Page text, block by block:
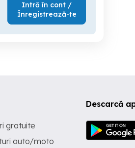
Intră în cont /
Înregistrează-te
Descarcă
gratuite
auto/moto